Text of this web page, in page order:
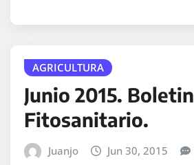
AGRICULTURA
Junio 2015. Boletin
Fitosanitario.
Juanjo Jun 30, 2015